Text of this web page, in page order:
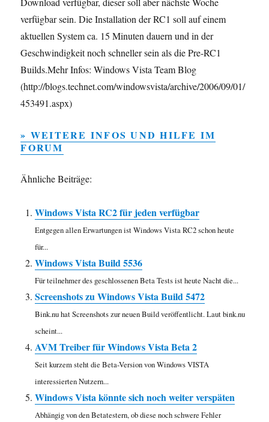
verfügbar sein. Die Installation der RC1 soll auf einem
aktuellen System ca. 15 Minuten dauern und in der
Geschwindigkeit noch schneller sein als die Pre-RC1
Builds.Mehr Infos: Windows Vista Team Blog
(http://blogs.technet.com/windowsvista/archive/2006/09/01/
453491.aspx)
» WEITERE INFOS UND HILFE IM
FORUM
Ähnliche Beiträge:
Windows Vista RC2 für jeden verfügbar
Entgegen allen Erwartungen ist Windows Vista RC2 schon heute
für...
Windows Vista Build 5536
Für teilnehmer des geschlossenen Beta Tests ist heute Nacht die...
Screenshots zu Windows Vista Build 5472
Bink.nu hat Screenshots zur neuen Build veröffentlicht. Laut bink.nu
scheint...
AVM Treiber für Windows Vista Beta 2
Seit kurzem steht die Beta-Version von Windows VISTA
interessierten Nutzern...
Windows Vista könnte sich noch weiter verspäten
Abhängig von den Betatestern, ob diese noch schwere Fehler